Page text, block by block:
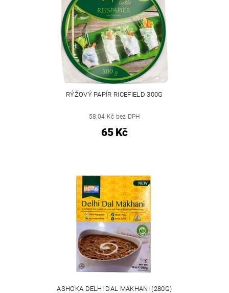
RÝŽOVÝ PAPÍR RICEFIELD 300G
58,04 Kč bez DPH
65 Kč
ASHOKA DELHI DAL MAKHANI (280G)